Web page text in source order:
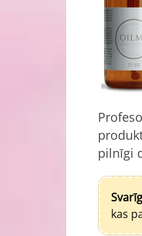
pilnīgi
kas